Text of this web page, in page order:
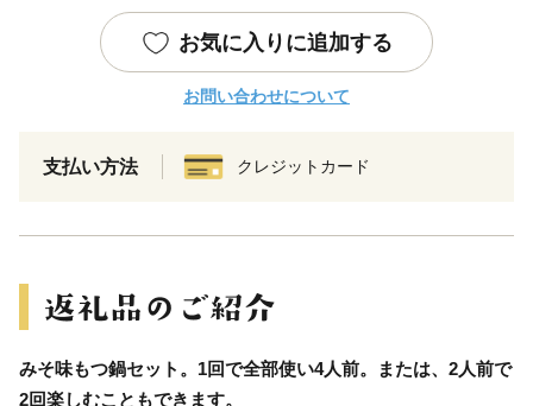
お気に入りに追加する
お問い合わせについて
支払い方法 クレジットカード
みそ味もつ鍋セット。1回で全部使い4人前。または、2人前で
2回楽しむこともできます。